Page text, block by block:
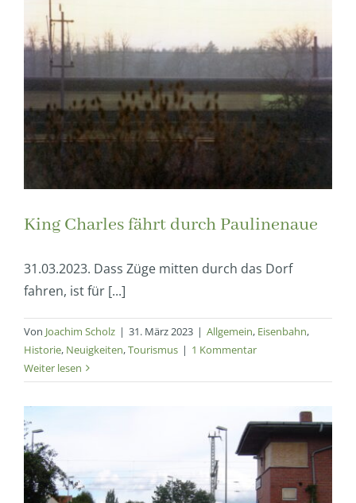
King Charles fährt durch Paulinenaue
31.03.2023. Dass Züge mitten durch das Dorf
fahren, ist für [...]
Von Joachim Scholz | 31. März 2023 | Allgemein, Eisenbahn,
Historie, Neuigkeiten,Tourismus | 1 Kommentar
Weiter lesen